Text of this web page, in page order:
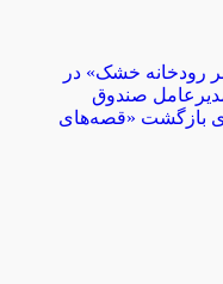
بر رودخانه خشک» در
صندوق
بازگشت «قصه‌های